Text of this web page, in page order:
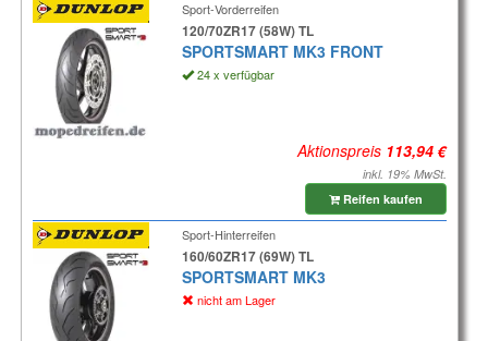
Sport-Vorderreifen
120/70ZR17 (58W) TL
SPORTSMART MK3 FRONT
24 x verfügbar
Aktionspreis
inkl. 19% MwSt.
Reifen kaufen
Sport-Hinterreifen
160/60ZR17 (69W) TL
SPORTSMART MK3
nicht am Lager